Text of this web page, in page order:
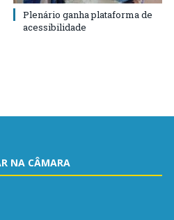
Plenário ganha plataforma de
acessibilidade
NA CÂMARA